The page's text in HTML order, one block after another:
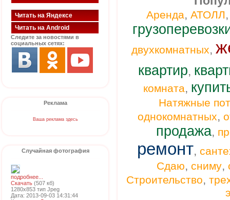
Читать на Яндексе
Читать на Android
Следите за новостями в
социальных сетях:
Реклама
Ваша реклама здесь
Случайная фотография
подробнее...
Скачать (507 кб)
1280x853 тип Jpeg
Дата: 2013-09-03 14:31:44
Аренда, АТОЛЛ
двухкомнатных,
квартир,
комната,
Натяжные
однокомнатных,
продажа,
ремонт,
Сдаю, сниму,
Строительство,